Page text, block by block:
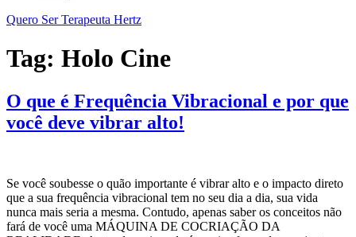
Quero Ser Terapeuta Hertz
Tag: Holo Cine
O que é Frequência Vibracional e por que
você deve vibrar alto!
Se você soubesse o quão importante é vibrar alto e o impacto direto
que a sua frequência vibracional tem no seu dia a dia, sua vida
nunca mais seria a mesma. Contudo, apenas saber os conceitos não
fará de você uma MÁQUINA DE COCRIAÇÃO DA